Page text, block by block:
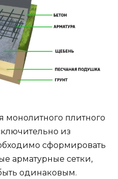
монолитного плитного
из
сформировать
арматурные сетки,
одинаковым.